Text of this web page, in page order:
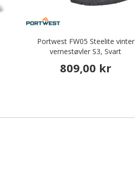
Portwest FW05 Steelite vinter
vernestøvler S3, Svart
809,00 kr